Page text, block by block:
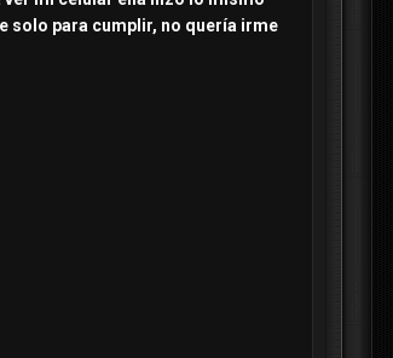
solo para cumplir, no quería irme